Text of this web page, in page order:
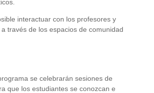
interactuar con los profesores y
través de los espacios de comunidad
se celebrarán sesiones de
que los estudiantes se conozcan e